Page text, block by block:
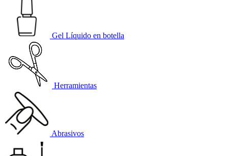
Gel Líquido en botella
Herramientas
Abrasivos